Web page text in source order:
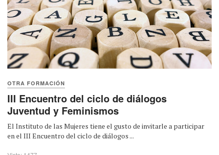
OTRA FORMACIÓN
III Encuentro del ciclo de diálogos
Juventud y Feminismos
El Instituto de las Mujeres tiene el gusto de invitarle a participar
en el III Encuentro del ciclo de diálogos ...